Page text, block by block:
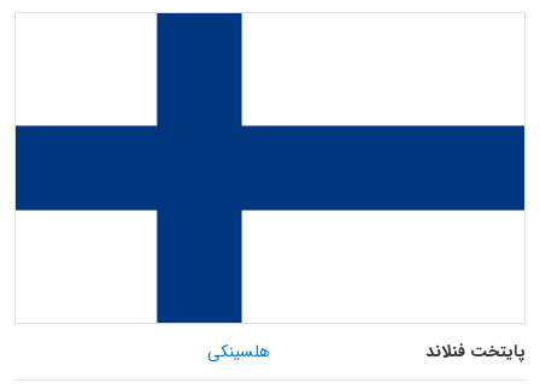
پایتخت فنلاند هلسینکی